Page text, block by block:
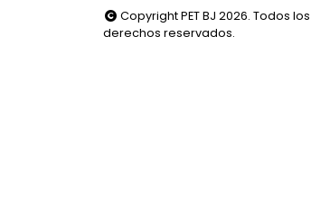
Copyright PET BJ 2026. Todos los
derechos reservados.